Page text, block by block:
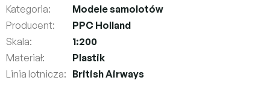
Kategoria:
Modele samolotów
Producent:
PPC Holland
Skala:
1:200
Materiał:
Plastik
Linia lotnicza: British Airways